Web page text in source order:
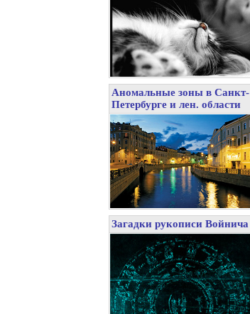
Аномальные зоны в Санкт-
Петербурге и лен. области
Загадки рукописи Войнича